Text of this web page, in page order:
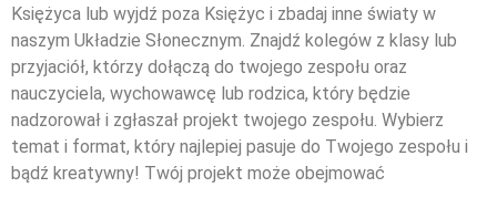
Księżyca lub wyjdź poza Księżyc i zbadaj inne światy w
naszym Układzie Słonecznym. Znajdź kolegów z klasy lub
przyjaciół, którzy dołączą do twojego zespołu oraz
nauczyciela, wychowawcę lub rodzica, który będzie
nadzorował i zgłaszał projekt twojego zespołu. Wybierz
temat i format, który najlepiej pasuje do Twojego zespołu i
bądź kreatywny! Twój projekt może obejmować